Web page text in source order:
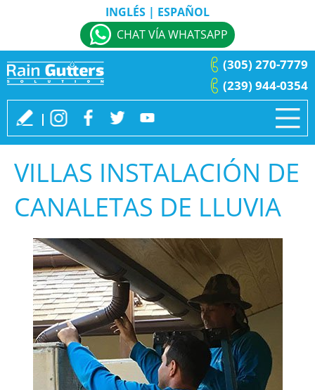
INGLÉS | ESPAÑOL
CHAT VÍA WHATSAPP
(239) 944-0354
(305) 270-7779
VILLAS INSTALACIÓN DE
CANALETAS DE LLUVIA